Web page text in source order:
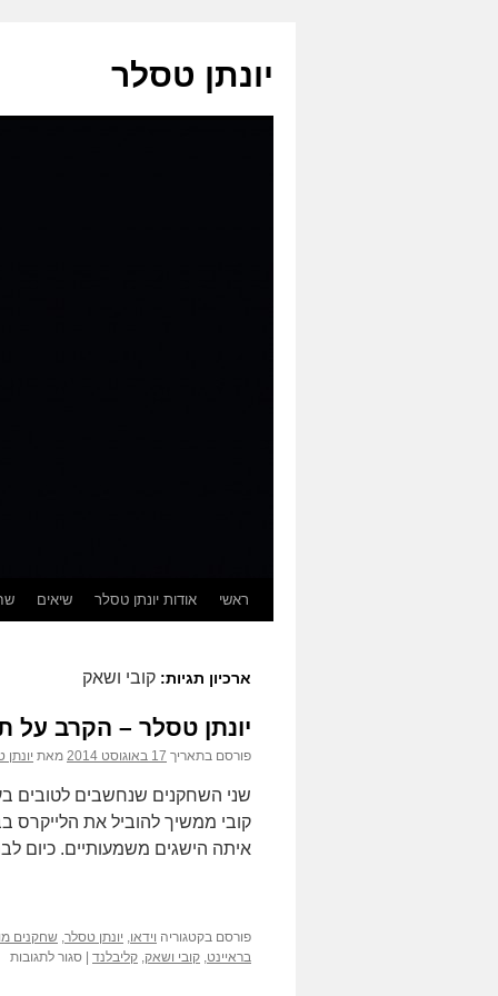
יונתן טסלר
ראשי אודות יונתן טסלר שיאים
ארכיון תגיות: קובי ושאק
יונתן טסלר – הקרב על
פורסם בתאריך 17 באוגוסט 2014 מאת
שני השחקנים שנחשבים לטובים
קובי ממשיך להוביל את הלייקרס
איתה הישגים משמעותיים. כיום
פורסם בקטגוריה וידאו, יונתן טסלר, שחקנים
בראיינט, קובי ושאק, קליבלנד סגור לתגובותעל